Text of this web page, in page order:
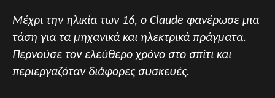
Μέχρι την ηλικία των 16, ο Claude φανέρωσε μια
τάση για τα μηχανικά και ηλεκτρικά πράγματα.
Περνούσε τον ελεύθερο χρόνο στο σπίτι και
περιεργαζόταν διάφορες συσκευές.